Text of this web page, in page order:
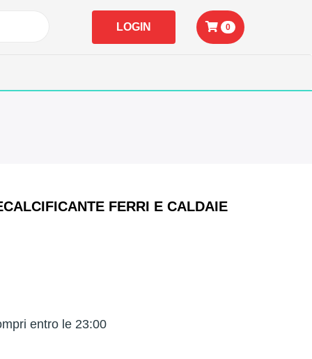
LOGIN 0
FERRI E CALDAIE
entro le 23:00